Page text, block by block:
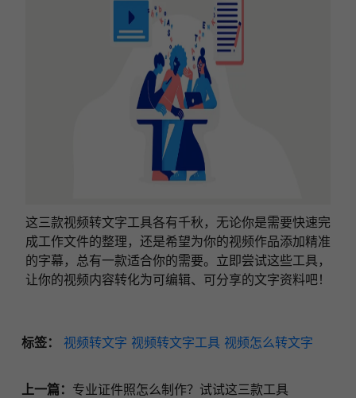
这三款视频转文字工具各有千秋，无论你是需要快速完
成工作文件的整理，还是希望为你的视频作品添加精准
的字幕，总有一款适合你的需要。立即尝试这些工具，
让你的视频内容转化为可编辑、可分享的文字资料吧！
标签： 视频转文字 视频转文字工具 视频怎么转文字
上一篇： 专业证件照怎么制作？试试这三款工具